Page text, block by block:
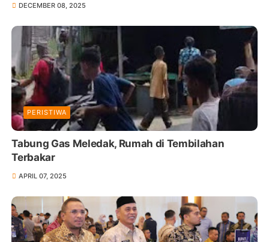
DECEMBER 08, 2025
PERISTIWA
Tabung Gas Meledak, Rumah di Tembilahan
Terbakar
APRIL 07, 2025